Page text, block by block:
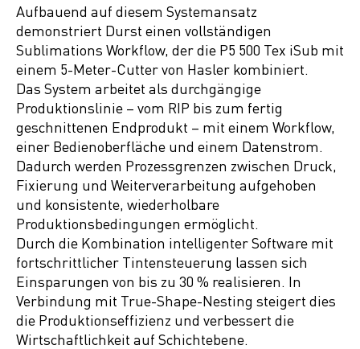
Aufbauend auf diesem Systemansatz
demonstriert Durst einen vollständigen
Sublimations Workflow, der die P5 500 Tex iSub mit
einem 5-Meter-Cutter von Hasler kombiniert.
Das System arbeitet als durchgängige
Produktionslinie – vom RIP bis zum fertig
geschnittenen Endprodukt – mit einem Workflow,
einer Bedienoberfläche und einem Datenstrom.
Dadurch werden Prozessgrenzen zwischen Druck,
Fixierung und Weiterverarbeitung aufgehoben
und konsistente, wiederholbare
Produktionsbedingungen ermöglicht.
Durch die Kombination intelligenter Software mit
fortschrittlicher Tintensteuerung lassen sich
Einsparungen von bis zu 30 % realisieren. In
Verbindung mit True-Shape-Nesting steigert dies
die Produktionseffizienz und verbessert die
Wirtschaftlichkeit auf Schichtebene.